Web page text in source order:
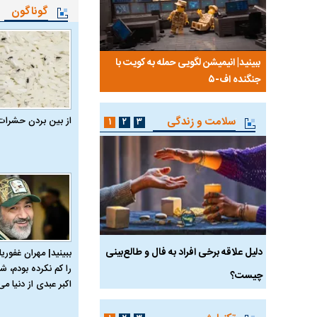
گوناگون
از بین بردن
ببینید| مهران
را کم نکرده بودم،
اکبر عبدی از دنیا
ببینید| انیمیشن لگویی حمله به کویت با
جنگنده اف-۵
ببینید| نظر متفاوت
گوگوش خبرساز شد
سلامت و زندگی
دلیل علاقه برخی افراد به فال و طالع‌بینی
چیست؟
تاثیر استرس بر بدن
۱ ۲ ۳